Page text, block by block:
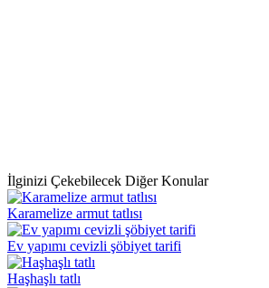
İlginizi Çekebilecek Diğer Konular
Karamelize armut tatlısı
Ev yapımı cevizli şöbiyet tarifi
Haşhaşlı tatlı